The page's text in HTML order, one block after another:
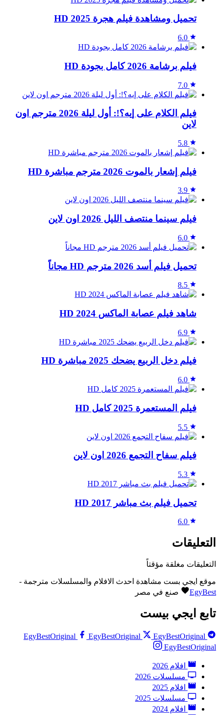
تحميل ومشاهدة فيلم هجرة 2025 HD
6.0
فيلم برشامة 2026 كامل بجودة HD
7.0
فيلم الكلام على إيه؟!: أول ليلة 2026 مترجم اون
لاين
5.8
فيلم إشعار بالموت 2026 مترجم مباشرة HD
3.9
فيلم سينما منتصف الليل 2026 اون لاين
6.0
تحميل فيلم أسد 2026 مترجم HD مجاناً
8.5
شاهد فيلم عصابة الماكس 2024 HD
6.9
فيلم دخل الربيع يضحك 2025 مباشرة HD
6.0
فيلم المستعمرة 2025 كامل HD
5.5
فيلم سفاح التجمع 2026 اون لاين
5.3
تحميل فيلم بث مباشر 2017 HD
6.0
التعليقات
التعليقات مغلقة مؤقتاً
موقع ايجي بست مشاهدة احدث الافلام والمسلسلات مترجمة -
EgyBest
صنع في مصر
تابع ايجي بيست
EgyBestOriginal EgyBestOriginal
EgyBestOriginal
EgyBestOriginal
افلام 2026
مسلسلات 2026
افلام 2025
مسلسلات 2025
افلام 2024